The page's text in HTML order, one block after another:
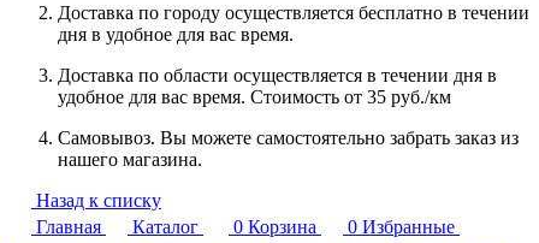
Доставка по городу осуществляется бесплатно в течении
дня в удобное для вас время.
Доставка по области осуществляется в течении дня в
удобное для вас время. Стоимость от 35 руб./км
Самовывоз. Вы можете самостоятельно забрать заказ из
нашего магазина.
Назад к списку
Главная
Каталог 0 Корзина 0 Избранные